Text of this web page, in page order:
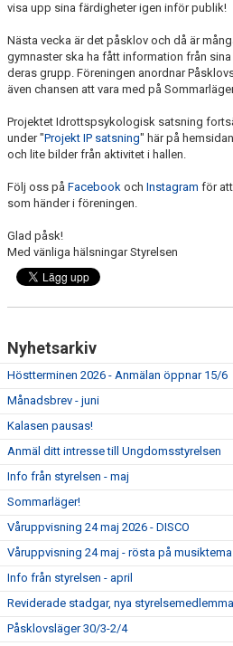
visa upp sina färdigheter igen inför publik!
Nästa vecka är det påsklov och då är
gymnaster ska ha fått information från
deras grupp. Föreningen anordnar
även chansen att vara med på
Projektet Idrottspsykologisk satsning
under "Projekt IP satsning" här på
och lite bilder från aktivitet i hallen.
Följ oss på Facebook och Instagram för
som händer i föreningen.
Glad påsk!
Med vänliga hälsningar Styrelsen
Nyhetsarkiv
Höstterminen 2026 - Anmälan öppnar 15/6
Månadsbrev - juni
Kalasen pausas!
Anmäl ditt intresse till Ungdomsstyrelsen
Info från styrelsen - maj
Sommarläger!
Våruppvisning 24 maj 2026 - DISCO
Våruppvisning 24 maj - rösta på musiktema
Info från styrelsen - april
Reviderade stadgar, nya
Påsklovsläger 30/3-2/4